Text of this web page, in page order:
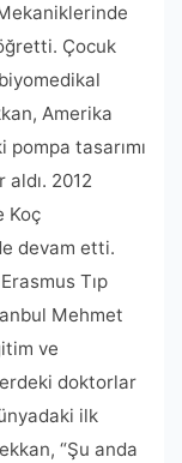
Çocuk
Amerika
tasarımı
aldı. 2012
Koç
devam etti.
Tıp
Mehmet
ve
doktorlar
ilk
“Şu anda